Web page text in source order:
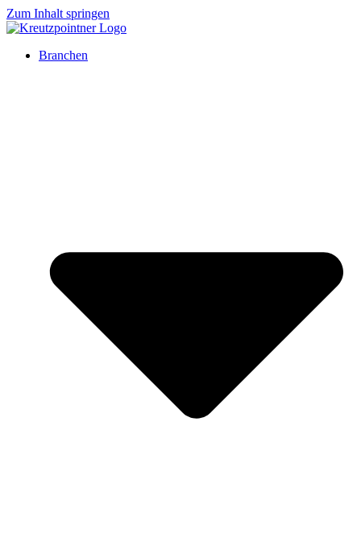
Zum Inhalt springen
Branchen